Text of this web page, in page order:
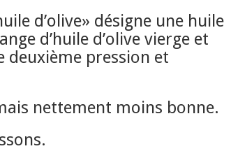
d’olive» désigne une huile
d’huile d’olive vierge et
deuxième pression et
nettement moins bonne.